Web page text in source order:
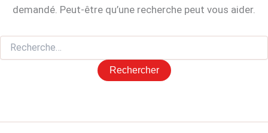
demandé. Peut-être qu’une recherche peut vous aider.